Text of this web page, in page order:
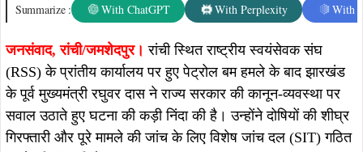
Summarize : With ChatGPT With Perplexity With
जनसंवाद,रांची/जमशेदपुर। रांची स्थित राष्ट्रीय स्वयंसेवक संघ
(RSS) के प्रांतीय कार्यालय पर हुए पेट्रोल बम हमले के बाद झारखंड
के पूर्व मुख्यमंत्री रघुवर दास ने राज्य सरकार की कानून-व्यवस्था पर
सवाल उठाते हुए घटना की कड़ी निंदा की है। उन्होंने दोषियों की शीघ्र
गिरफ्तारी और पूरे मामले की जांच के लिए विशेष जांच दल (SIT) गठित